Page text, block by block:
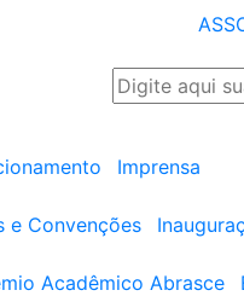
Imprensa
e Convenções
Acadêmico Abrasce